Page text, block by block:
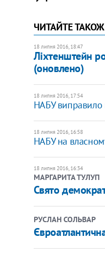
ЧИТАЙТЕ ТАКОЖ
18 липня 2016, 18:47
Ліхтенштейн
(оновлено)
18 липня 2016, 17:54
НАБУ виправило
18 липня 2016, 16:58
НАБУ на
18 липня 2016, 16:34
МАРГАРИТА ТУЛУП
Свято
РУСЛАН СОЛЬВАР